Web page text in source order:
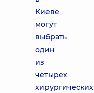
Киеве
могут
выбрать
один
из
четырех
хирургических